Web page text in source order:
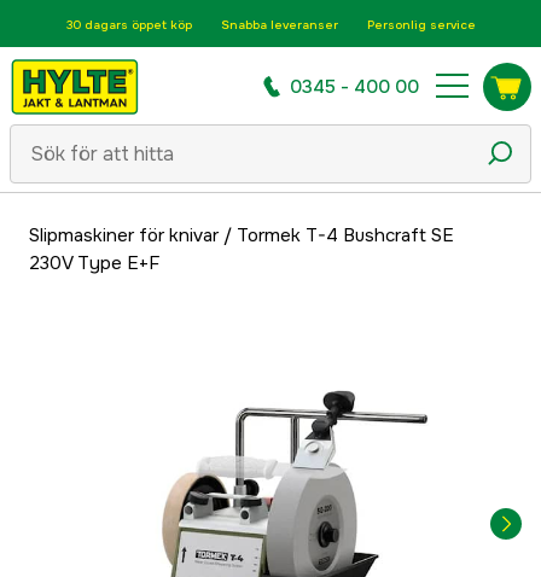
30 dagars öppet köp Snabba leveranser Personlig service
0345 - 400 00
Slipmaskiner för knivar/ Tormek T-4 Bushcraft SE
230V Type E+F